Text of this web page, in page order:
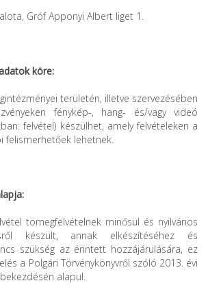
Gróf Apponyi Albert liget 1.
köre:
területén, illetve szervezésében
fénykép-, hang- és/vagy videó
felvétel) készülhet, amely felvételeken a
felismerhetőek lehetnek.
tömegfelvételnek minősül és nyilvános
készült, annak elkészítéséhez és
szükség az érintett hozzájárulására, ez
a Polgári Törvénykönyvről szóló 2013. évi
alapul.